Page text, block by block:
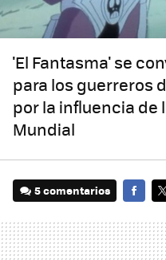
'El Fantasma' se
para los guerreros
por la influencia de
Mundial
5 comentarios